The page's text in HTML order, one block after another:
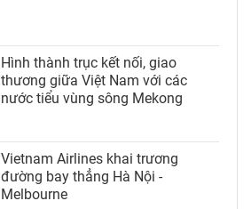
Hình thành trục kết nối, giao
thương giữa Việt Nam với các
nước tiểu vùng sông Mekong
Vietnam Airlines khai trương
đường bay thẳng Hà Nội -
Melbourne